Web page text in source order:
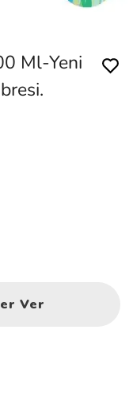
Ml-Yeni
Ver